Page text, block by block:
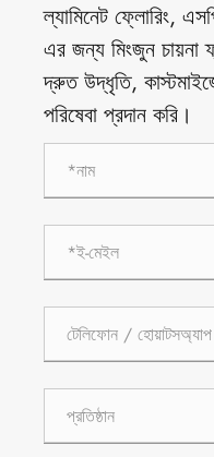
ল্যামিনেট ফ্লোরিং,
এর জন্য মিংজুন চায়না
দ্রুত উদ্ধৃতি,
পরিষেবা প্রদান করি।